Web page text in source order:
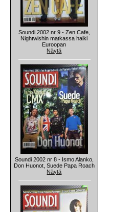
Soundi 2002 nr 9 - Zen Cafe,
Nightwishin matkassa halki
Euroopan
Näytä
Soundi 2002 nr 8 - Ismo Alanko,
Don Huonot, Suede Papa Roach
Näytä